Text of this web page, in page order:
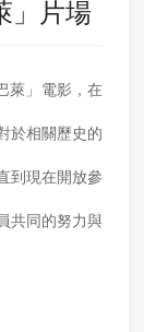
」片場
萊」電影，在
於相關歷史的
到現在開放參
共同的努力與